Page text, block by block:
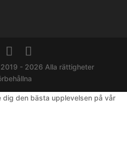
- 2026 Alla rättigheter
den bästa upplevelsen på vår